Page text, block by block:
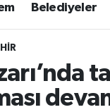
Belediyeler
Durumu ve